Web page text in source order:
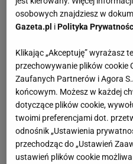
osobowych znajdziesz w
Gazeta.pl iPolityka
Klikając „Akceptuję” wyrażasz
przechowywanie plików cookie
Zaufanych Partnerów i Agora
końcowym. Możesz w każdej
dotyczące plików cookie,
twoimi preferencjami dot.
odnośnik „Ustawienia
przechodząc do „Ustawień
ustawień plików cookie